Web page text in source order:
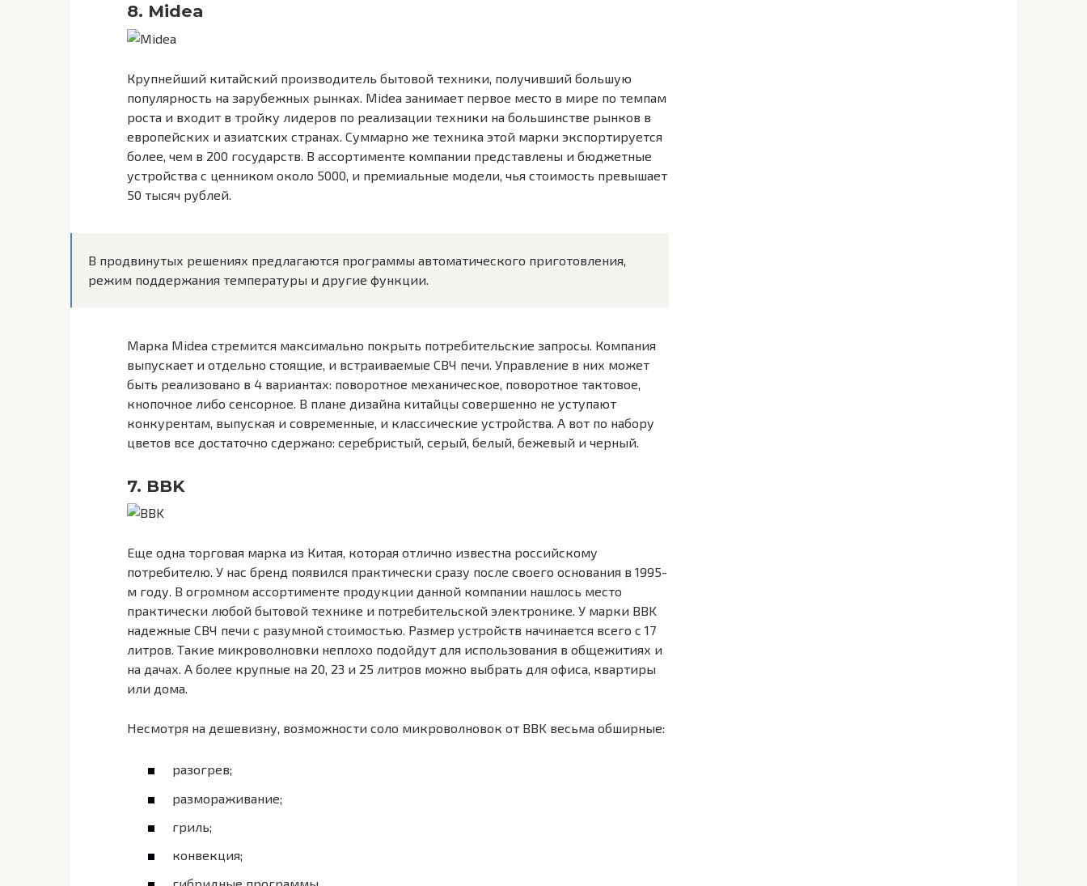
8. Midea
Крупнейший китайский производитель бытовой техники, получивший большую
популярность на зарубежных рынках. Midea занимает первое место в мире по темпам
роста и входит в тройку лидеров по реализации техники на большинстве рынков в
европейских и азиатских странах. Суммарно же техника этой марки экспортируется
более, чем в 200 государств. В ассортименте компании представлены и бюджетные
устройства с ценником около 5000, и премиальные модели, чья стоимость превышает
50 тысяч рублей.
В продвинутых решениях предлагаются программы автоматического приготовления,
режим поддержания температуры и другие функции.
Марка Midea стремится максимально покрыть потребительские запросы. Компания
выпускает и отдельно стоящие, и встраиваемые СВЧ печи. Управление в них может
быть реализовано в 4 вариантах: поворотное механическое, поворотное тактовое,
кнопочное либо сенсорное. В плане дизайна китайцы совершенно не уступают
конкурентам, выпуская и современные, и классические устройства. А вот по набору
цветов все достаточно сдержано: серебристый, серый, белый, бежевый и черный.
7. BBK
Еще одна торговая марка из Китая, которая отлично известна российскому
потребителю. У нас бренд появился практически сразу после своего основания в 1995-
м году. В огромном ассортименте продукции данной компании нашлось место
практически любой бытовой технике и потребительской электронике. У марки BBK
надежные СВЧ печи с разумной стоимостью. Размер устройств начинается всего с 17
литров. Такие микроволновки неплохо подойдут для использования в общежитиях и
на дачах. А более крупные на 20, 23 и 25 литров можно выбрать для офиса, квартиры
или дома.
Несмотря на дешевизну, возможности соло микроволновок от BBK весьма обширные:
разогрев;
размораживание;
гриль;
конвекция;